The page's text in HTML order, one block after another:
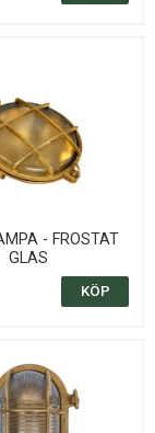
- FROSTAT
GLAS